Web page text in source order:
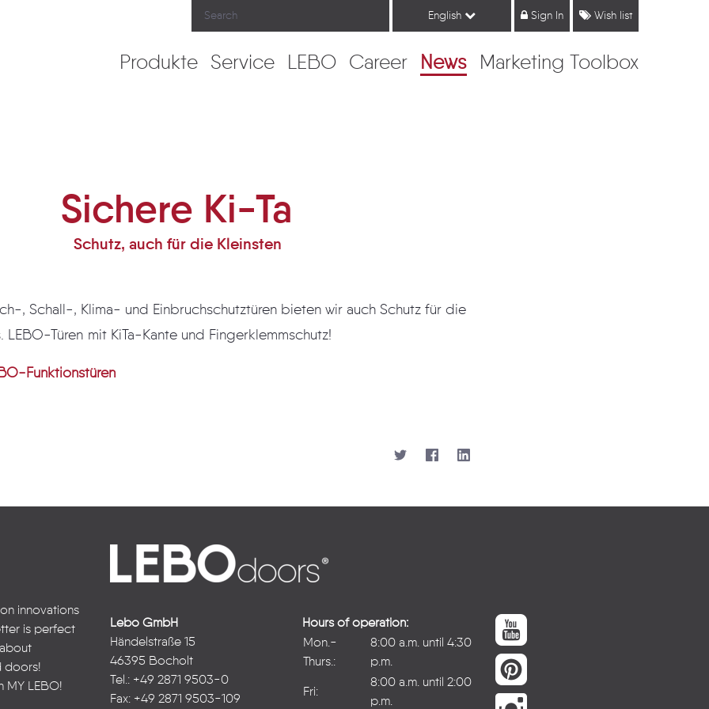
English Sign In Wish list
Produkte Service LEBO Career News Marketing Toolbox
Sichere Ki-Ta
Schutz, auch für die Kleinsten
, Klima- und Einbruchschutztüren bieten wir auch Schutz für die
"Kleinsten" unter uns. LEBO-Türen mit KiTa-Kante und Fingerklemmschutz!
Funktionstüren
innovations
is perfect
doors!
MY LEBO!
Lebo GmbH
Händelstraße 15
46395 Bocholt
Tel.: +49 2871 9503-0
Fax: +49 2871 9503-109
Hours of operation:
Mon.-
Thurs.:
8:00 a.m. until 4:30
p.m.
Fri:
8:00 a.m. until 2:00
p.m.